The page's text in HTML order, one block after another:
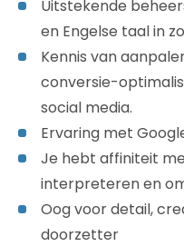
Uitstekende
en Engelse taal in
Kennis van
conversie-
social media.
Ervaring met
Je hebt affiniteit
interpreteren en
Oog voor detail,
doorzetter